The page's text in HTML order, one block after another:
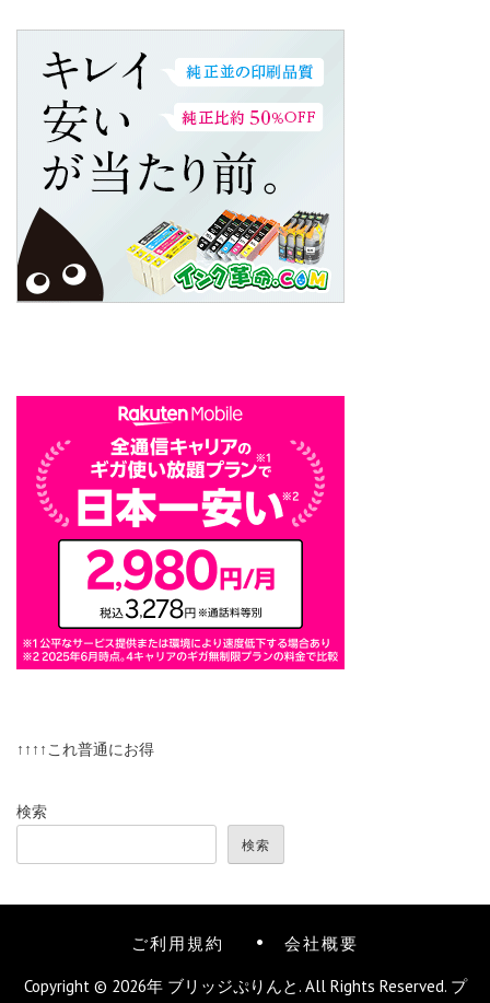
↑↑↑↑これ普通にお得
検索
検索
ご利用規約 会社概要
Copyright © 2026年 ブリッジぷりんと . All Rights Reserved. プ